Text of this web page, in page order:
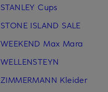
STANLEY Cups
STONE ISLAND SALE
WEEKEND Max Mara
WELLENSTEYN
ZIMMERMANN Kleider